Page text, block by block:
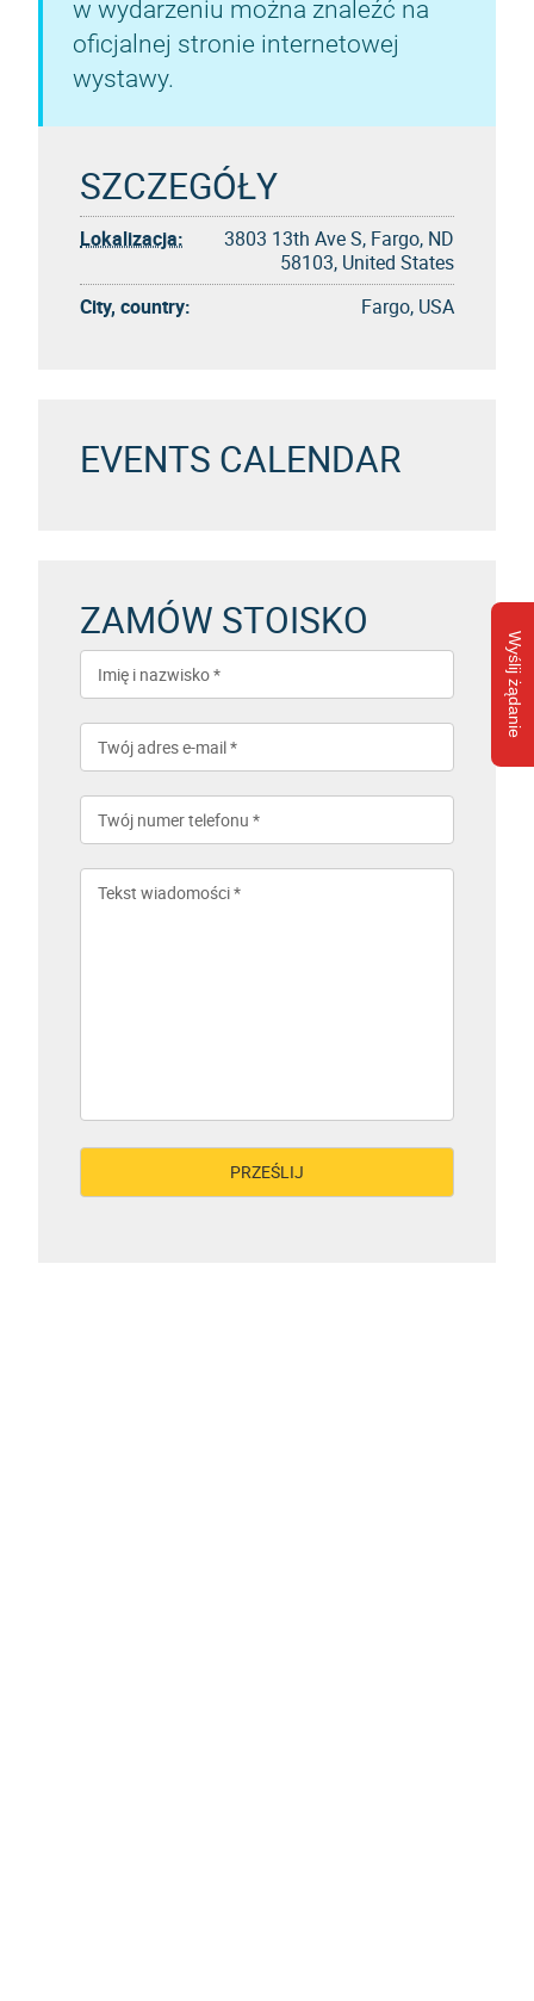
Wyślij żądanie
w wydarzeniu można znaleźć na
oficjalnej stronie internetowej
wystawy.
SZCZEGÓŁY
Lokalizacja:
3803 13th Ave S, Fargo, ND
58103, United States
City, country:
Fargo, USA
EVENTS CALENDAR
ZAMÓW STOISKO